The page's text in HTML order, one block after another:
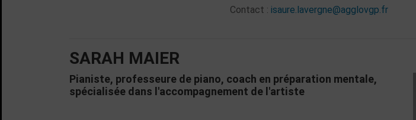
Contact : isaure.lavergne@agglovgp.fr
SARAH MAIER
Pianiste, professeure de piano, coach en préparation mentale,
spécialisée dans l'accompagnement de l'artiste